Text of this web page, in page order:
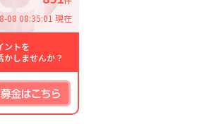
08 08:35:01 現在
ントを
かしませんか？